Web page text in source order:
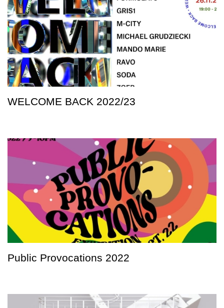
WELCOME BACK 2022/23
Public Provocations 2022